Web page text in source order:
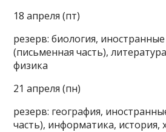
18 апреля (пт)
резерв: биология,
(письменная часть),
физика
21 апреля (пн)
резерв: география,
часть), информатика, история,